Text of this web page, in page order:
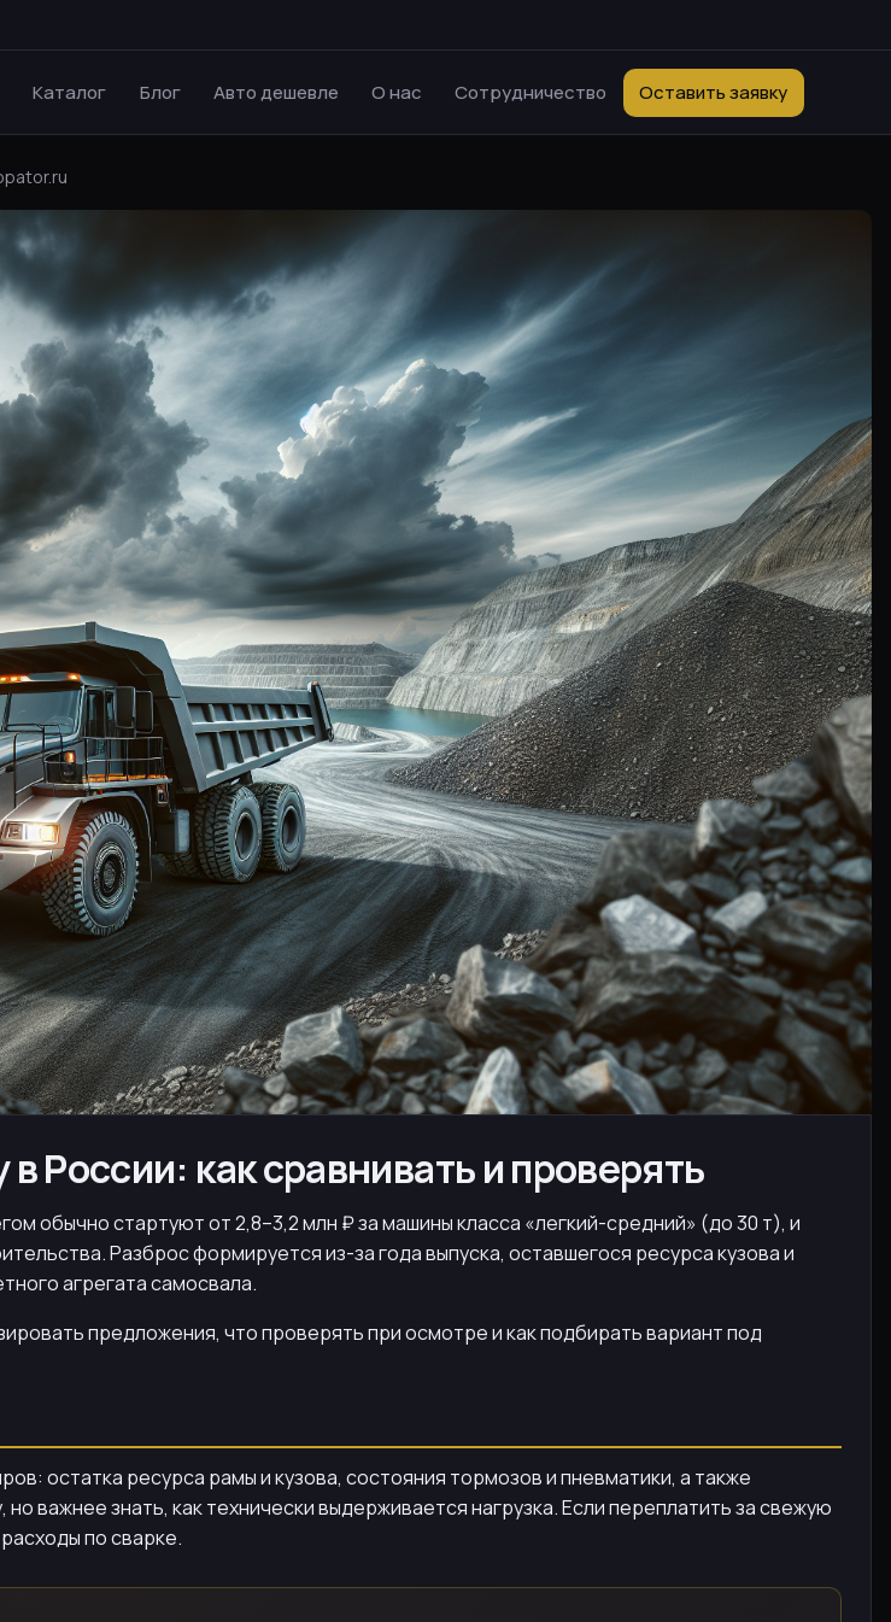
Каталог Блог Авто дешевле О нас Сотрудничество Оставить заявку
России: как сравнивать и проверять
обычно стартуют от 2,8–3,2 млн ₽ за машины класса «легкий-средний» (до 30 т), и
Разброс формируется из-за года выпуска, оставшегося ресурса кузова и
агрегата самосвала.
предложения, что проверять при осмотре и как подбирать вариант под
остатка ресурса рамы и кузова, состояния тормозов и пневматики, а также
важнее знать, как технически выдерживается нагрузка. Если переплатить за свежую
по сварке.